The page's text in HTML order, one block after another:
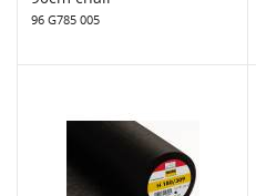
96 G785 005